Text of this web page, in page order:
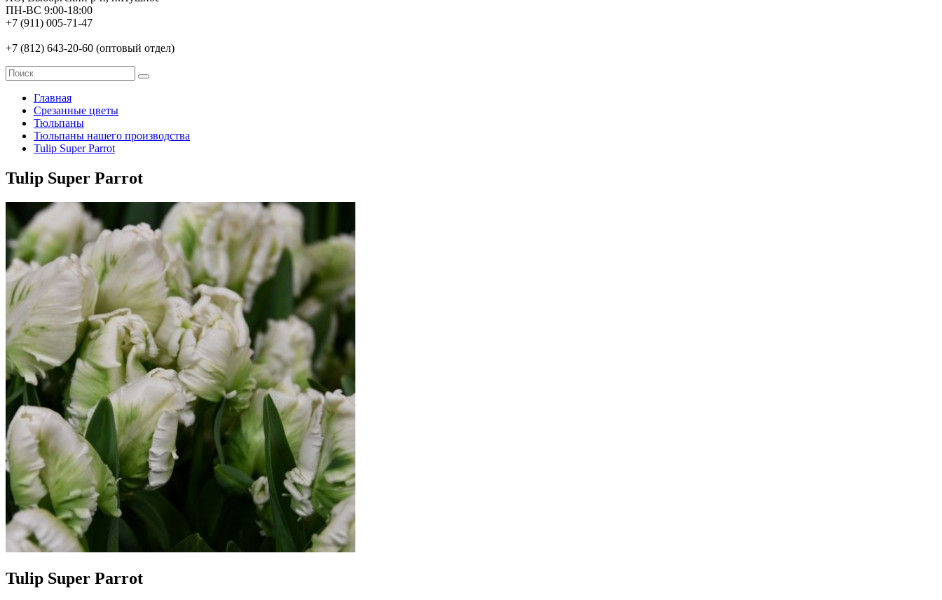
ПН-ВС 9:00-18:00
+7 (911) 005-71-47
+7 (812) 643-20-60 (оптовый отдел)
Главная
Срезанные цветы
Тюльпаны
Тюльпаны нашего производства
Tulip Super Parrot
Tulip Super Parrot
Tulip Super Parrot